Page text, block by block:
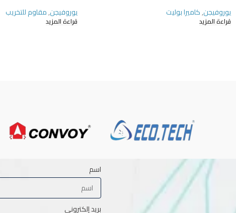
يوروفيجن,كاميرا بوليت
قراءة المزيد
يوروفيجن,مقاوم للتخريب
قراءة المزيد
اسم
بريد إلكتروني